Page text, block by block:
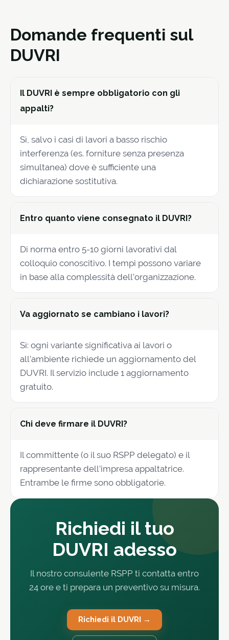
Domande frequenti sul
DUVRI
Il DUVRI è sempre obbligatorio con gli
appalti?
Sì, salvo i casi di lavori a basso rischio
interferenza (es. forniture senza presenza
simultanea) dove è sufficiente una
dichiarazione sostitutiva.
Entro quanto viene consegnato il DUVRI?
Di norma entro 5-10 giorni lavorativi dal
colloquio conoscitivo. I tempi possono variare
in base alla complessità dell’organizzazione.
Va aggiornato se cambiano i lavori?
Sì: ogni variante significativa ai lavori o
all’ambiente richiede un aggiornamento del
DUVRI. Il servizio include 1 aggiornamento
gratuito.
Chi deve firmare il DUVRI?
Il committente (o il suo RSPP delegato) e il
rappresentante dell’impresa appaltatrice.
Entrambe le firme sono obbligatorie.
Richiedi il tuo
DUVRI adesso
Il nostro consulente RSPP ti contatta entro
24 ore e ti prepara un preventivo su misura.
Richiedi il DUVRI →